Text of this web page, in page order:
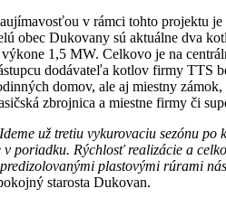
v rámci tohto projektu
obec Dukovany sú aktuálne dva
1,5 MW. Celkovo je na
dodávateľa kotlov firmy TTS
domov, ale aj miestny
zbrojnica a miestne firmy či
už tretiu vykurovaciu sezónu po
v poriadku. Rýchlosť realizácie a
plastovými rúrami
starosta Dukovan.